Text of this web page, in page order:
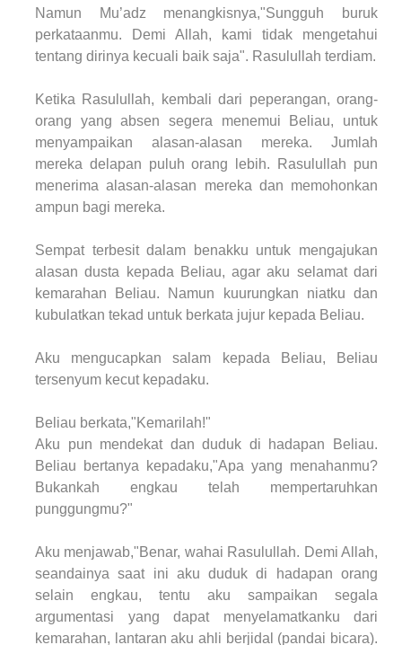
Namun Mu’adz menangkisnya,"Sungguh buruk
perkataanmu. Demi Allah, kami tidak mengetahui
tentang dirinya kecuali baik saja". Rasulullah terdiam.
Ketika Rasulullah, kembali dari peperangan, orang-
orang yang absen segera menemui Beliau, untuk
menyampaikan alasan-alasan mereka. Jumlah
mereka delapan puluh orang lebih. Rasulullah pun
menerima alasan-alasan mereka dan memohonkan
ampun bagi mereka.
Sempat terbesit dalam benakku untuk mengajukan
alasan dusta kepada Beliau, agar aku selamat dari
kemarahan Beliau. Namun kuurungkan niatku dan
kubulatkan tekad untuk berkata jujur kepada Beliau.
Aku mengucapkan salam kepada Beliau, Beliau
tersenyum kecut kepadaku.
Beliau berkata,"Kemarilah!"
Aku pun mendekat dan duduk di hadapan Beliau.
Beliau bertanya kepadaku,"Apa yang menahanmu?
Bukankah engkau telah mempertaruhkan
punggungmu?"
Aku menjawab,"Benar, wahai Rasulullah. Demi Allah,
seandainya saat ini aku duduk di hadapan orang
selain engkau, tentu aku sampaikan segala
argumentasi yang dapat menyelamatkanku dari
kemarahan, lantaran aku ahli berjidal (pandai bicara).